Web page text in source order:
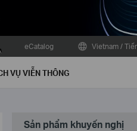
eCatalog Vietnam /
VỤ VIỄN THÔNG
Sản phẩm khuyến nghị